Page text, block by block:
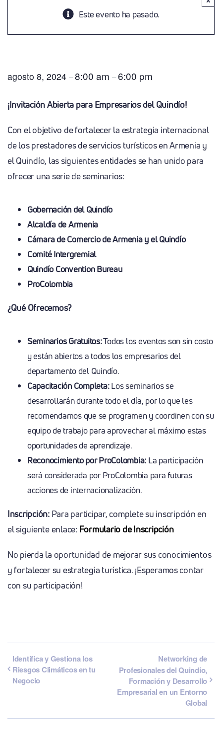
Este evento ha pasado.
agosto 8, 2024 –8:00 am –6:00 pm
¡Invitación Abierta para Empresarios del Quindío!
Con el objetivo de fortalecer la estrategia internacional
de los prestadores de servicios turísticos en Armenia y
el Quindío, las siguientes entidades se han unido para
ofrecer una serie de seminarios:
Gobernación del Quindío
Alcaldía de Armenia
Cámara de Comercio de Armenia y el Quindío
Comité Intergremial
Quindío Convention Bureau
ProColombia
¿Qué Ofrecemos?
Seminarios Gratuitos:Todos los eventos son sin costo
y están abiertos a todos los empresarios del
departamento del Quindío.
Capacitación Completa:Los seminarios se
desarrollarán durante todo el día, por lo que les
recomendamos que se programen y coordinen con su
equipo de trabajo para aprovechar al máximo estas
oportunidades de aprendizaje.
Reconocimiento por ProColombia: La participación
será considerada por ProColombia para futuras
acciones de internacionalización.
Inscripción:Para participar, complete su inscripción en
el siguiente enlace: Formulario de Inscripción
No pierda la oportunidad de mejorar sus conocimientos
y fortalecer su estrategia turística. ¡Esperamos contar
con su participación!
Identifica y Gestiona los
Riesgos Climáticos en tu
Negocio
Networking de
Profesionales del Quindío,
Formación y Desarrollo
Empresarial en un Entorno
Global